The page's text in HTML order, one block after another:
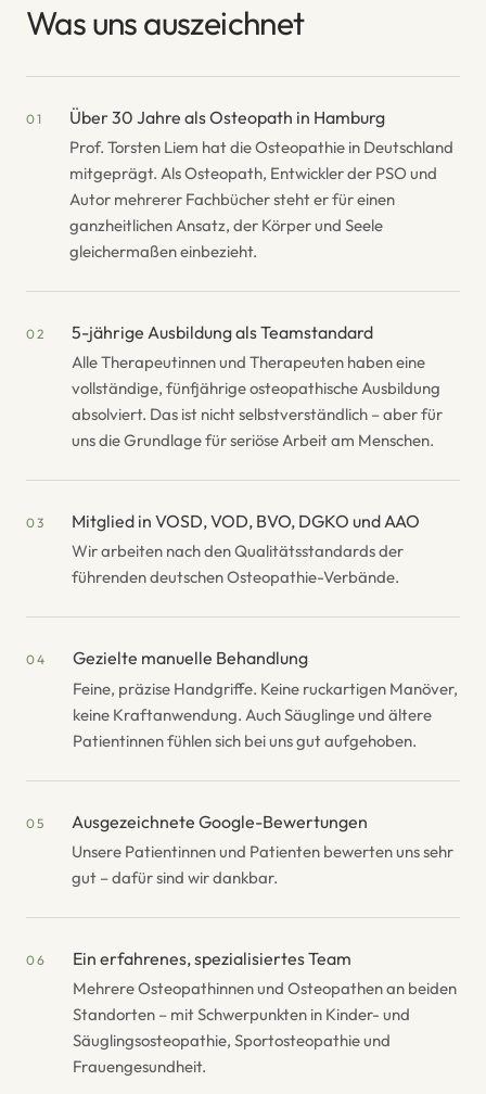
Was uns auszeichnet
01 Über 30 Jahre als Osteopath in Hamburg
Prof. Torsten Liem hat die Osteopathie in Deutschland
mitgeprägt. Als Osteopath, Entwickler der PSO und
Autor mehrerer Fachbücher steht er für einen
ganzheitlichen Ansatz, der Körper und Seele
gleichermaßen einbezieht.
02 5-jährige Ausbildung als Teamstandard
Alle Therapeutinnen und Therapeuten haben eine
vollständige, fünfjährige osteopathische Ausbildung
absolviert. Das ist nicht selbstverständlich – aber für
uns die Grundlage für seriöse Arbeit am Menschen.
03 Mitglied in VOSD, VOD, BVO, DGKO und AAO
Wir arbeiten nach den Qualitätsstandards der
führenden deutschen Osteopathie-Verbände.
04 Gezielte manuelle Behandlung
Feine, präzise Handgriffe. Keine ruckartigen Manöver,
keine Kraftanwendung. Auch Säuglinge und ältere
Patientinnen fühlen sich bei uns gut aufgehoben.
05 Ausgezeichnete Google-Bewertungen
Unsere Patientinnen und Patienten bewerten uns sehr
gut – dafür sind wir dankbar.
06 Ein erfahrenes, spezialisiertes Team
Mehrere Osteopathinnen und Osteopathen an beiden
Standorten – mit Schwerpunkten in Kinder- und
Säuglingsosteopathie, Sportosteopathie und
Frauengesundheit.